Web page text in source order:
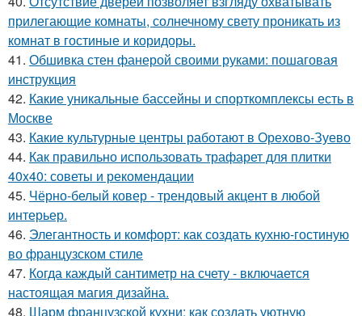
прилегающие комнаты, солнечному свету проникать из
комнат в гостиные и коридоры.
41. Обшивка стен фанерой своими руками: пошаговая
инструкция
42. Какие уникальные бассейны и спорткомплексы есть в
Москве
43. Какие культурные центры работают в Орехово-Зуево
44. Как правильно использовать трафарет для плитки
40x40: советы и рекомендации
45. Чёрно-белый ковер - трендовый акцент в любой
интерьер.
46. Элегантность и комфорт: как создать кухню-гостиную
во французском стиле
47. Когда каждый сантиметр на счету - включается
настоящая магия дизайна.
48. Шарм французской кухни: как создать уютную